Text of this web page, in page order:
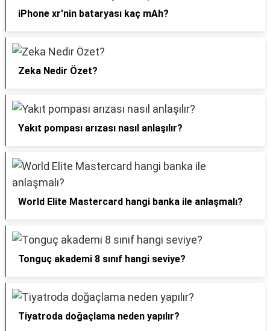
iPhone xr'nin bataryası kaç mAh?
Zeka Nedir Özet?
Yakıt pompası arızası nasıl anlaşılır?
World Elite Mastercard hangi banka ile anlaşmalı?
Tonguç akademi 8 sınıf hangi seviye?
Tiyatroda doğaçlama neden yapılır?